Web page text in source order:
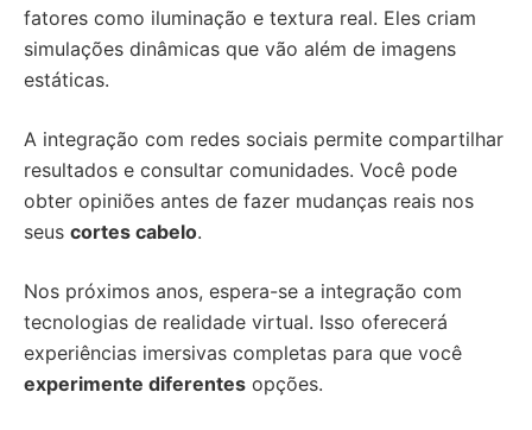
fatores como iluminação e textura real. Eles criam
simulações dinâmicas que vão além de imagens
estáticas.
A integração com redes sociais permite compartilhar
resultados e consultar comunidades. Você pode
obter opiniões antes de fazer mudanças reais nos
seus cortes cabelo.
Nos próximos anos, espera-se a integração com
tecnologias de realidade virtual. Isso oferecerá
experiências imersivas completas para que você
experimente diferentes opções.